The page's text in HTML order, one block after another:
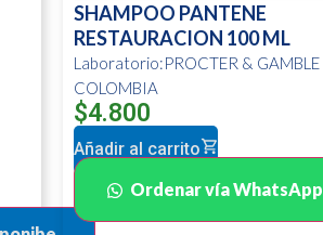
SHAMPOO PANTENE
RESTAURACION 100 ML
Laboratorio:PROCTER & GAMBLE
COLOMBIA
$4.800
Añadir al carrito
Ordenar vía WhatsApp